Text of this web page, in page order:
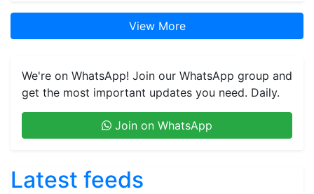
View More
We're on WhatsApp! Join our WhatsApp group and
get the most important updates you need. Daily.
Join on WhatsApp
Latest feeds